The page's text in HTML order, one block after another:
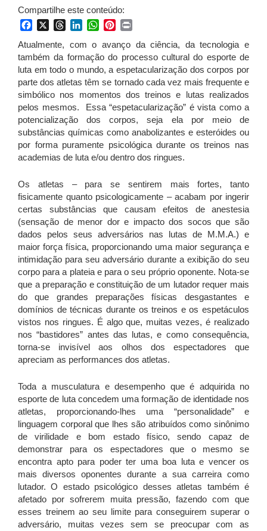
Compartilhe este conteúdo:
FacebookThreadsLinkedInWhatsApp
Pinterest
Atualmente, com o avanço da ciência, da tecnologia e
também da formação do processo cultural do esporte de
luta em todo o mundo, a espetacularização dos corpos por
parte dos atletas têm se tornado cada vez mais frequente e
simbólico nos momentos dos treinos e lutas realizados
pelos mesmos. Essa “espetacularização” é vista como a
potencialização dos corpos, seja ela por meio de
substâncias químicas como anabolizantes e esteróides ou
por forma puramente psicológica durante os treinos nas
academias de luta e/ou dentro dos ringues.
Os atletas – para se sentirem mais fortes, tanto
fisicamente quanto psicologicamente – acabam por ingerir
certas substâncias que causam efeitos de anestesia
(sensação de menor dor e impacto dos socos que são
dados pelos seus adversários nas lutas de M.M.A.) e
maior força física, proporcionando uma maior segurança e
intimidação para seu adversário durante a exibição do seu
corpo para a plateia e para o seu próprio oponente. Nota-se
que a preparação e constituição de um lutador requer mais
do que grandes preparações físicas desgastantes e
domínios de técnicas durante os treinos e os espetáculos
vistos nos ringues. É algo que, muitas vezes, é realizado
nos “bastidores” antes das lutas, e como consequência,
torna-se invisível aos olhos dos espectadores que
apreciam as performances dos atletas.
Toda a musculatura e desempenho que é adquirida no
esporte de luta concedem uma formação de identidade nos
atletas, proporcionando-lhes uma “personalidade” e
linguagem corporal que lhes são atribuídos como sinônimo
de virilidade e bom estado físico, sendo capaz de
demonstrar para os espectadores que o mesmo se
encontra apto para poder ter uma boa luta e vencer os
mais diversos oponentes durante a sua carreira como
lutador. O estado psicológico desses atletas também é
afetado por sofrerem muita pressão, fazendo com que
esses treinem ao seu limite para conseguirem superar o
adversário, muitas vezes sem se preocupar com as